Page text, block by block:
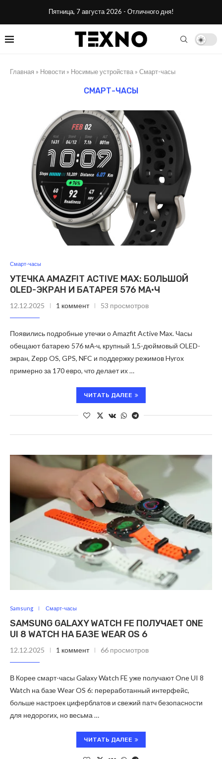
Пятница, 7 августа 2026 - Отличного дня!
Главная » Новости » Носимые устройства » Смарт-часы
СМАРТ-ЧАСЫ
Смарт-часы
УТЕЧКА AMAZFIT ACTIVE MAX: БОЛЬШОЙ
OLED-ЭКРАН И БАТАРЕЯ 576 МА·Ч
12.12.2025 1 коммент 53 просмотров
Появились подробные утечки о Amazfit Active Max. Часы
обещают батарею 576 мА·ч, крупный 1,5-дюймовый OLED-
экран, Zepp OS, GPS, NFC и поддержку режимов Hyrox
примерно за 170 евро, что делает их …
ЧИТАТЬ ДАЛЕЕ
Samsung Смарт-часы
SAMSUNG GALAXY WATCH FE ПОЛУЧАЕТ ONE
UI 8 WATCH НА БАЗЕ WEAR OS 6
12.12.2025 1 коммент 66 просмотров
В Корее смарт-часы Galaxy Watch FE уже получают One UI 8
Watch на базе Wear OS 6: переработанный интерфейс,
больше настроек циферблатов и свежий патч безопасности
для недорогих, но весьма …
ЧИТАТЬ ДАЛЕЕ